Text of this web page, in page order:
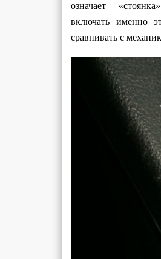
означает –
включать именно
сравнивать с